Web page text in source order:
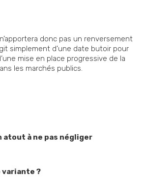
donc pas un renversement
simplement d’une date butoir pour
mise en place progressive de la
les marchés publics.
atout à ne pas négliger
variante ?